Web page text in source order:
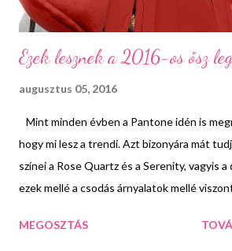
Ezek lesznek a 2016-os ősz
augusztus 05, 2016
Mint minden évben a Pantone idén is
hogy mi lesz a trendi. Azt bizonyára mát
színei a Rose Quartz és a Serenity, vagyis a
ezek mellé a csodás árnyalatok mellé
megnyugtató a szemnek. Nekem tipikusan
MEGOSZTÁS